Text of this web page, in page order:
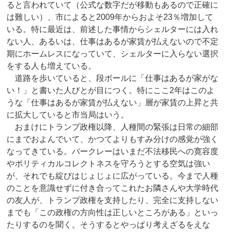
ると言われていて（公式な数字だが移動もあるので正確に
は難しい）、市によると2009年からおよそ23％増加して
いる。特に最近は、前述した事情からシェルターには入れ
ない人、あるいは、仕事はあるが家賃が払えないので不定
期にホームレスになっていて、シェルターに入らない選択
をする人も増えている。
道路を歩いていると、段ボールに「仕事はあるが家がな
い！」と書いた人びとが目につく。特にここ2年はこのよ
うな「仕事はあるが家賃が払えない」層が家賃の上昇と共
に拡大していると市当局はいう。
おまけにトランプ政権以降、人種間の緊張は日常の細部
にまでおよんでいて、かつてよりもすみ分けの感覚が強く
なってきている。バークレーはいまだ不法移民への寛容度
やポリティカルコレクトネスを守ろうとする空気は強い
が、それでも綻びはじょじょに広がっている。今まで人種
のことを意識せずに付き合ってこれたお隣さんや大学時代
の友人が、トランプ政権を支持したり、完全に支持しない
までも「この政権の方向性は正しいところがある」といっ
たりするのを聞く。そうするとやっぱり考えざるをえな